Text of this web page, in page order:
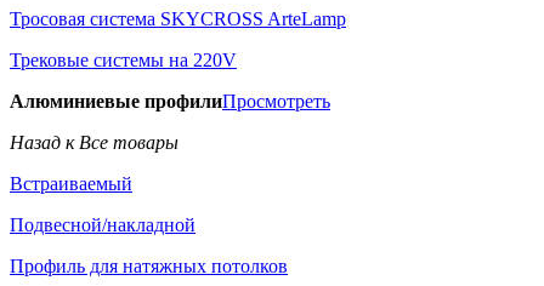
Тросовая система SKYCROSS ArteLamp
Трековые системы на 220V
Алюминиевые профилиПросмотреть
Назад к Все товары
Встраиваемый
Подвесной/накладной
Профиль для натяжных потолков